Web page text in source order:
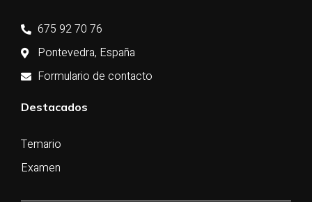
675 92 70 76
Pontevedra, España
Formulario de contacto
Destacados
Temario
Examen